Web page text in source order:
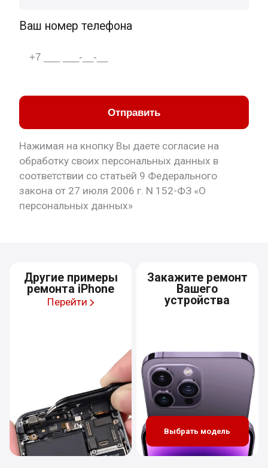
Ваш номер телефона
Отправить
Нажимая на кнопку Вы даете согласие на
обработку своих персональных данных в
соответствии со статьей 9 Федерального
закона от 27 июля 2006 г. N 152-ФЗ «О
персональных данных»
Другие примеры
ремонта iPhone
Перейти
Закажите ремонт
Вашего
устройства
Выбрать модель